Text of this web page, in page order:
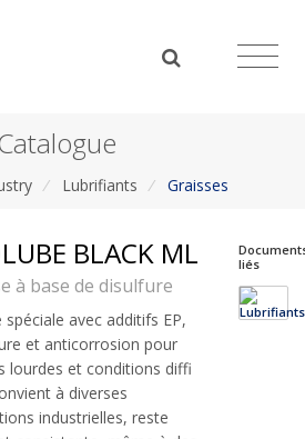
/ Lubrifiants / Graisses
BLACK ML
à base de disulfure
spéciale avec additifs EP,
et anticorrosion pour
lourdes et conditions diffi
à diverses
industrielles, reste
liés